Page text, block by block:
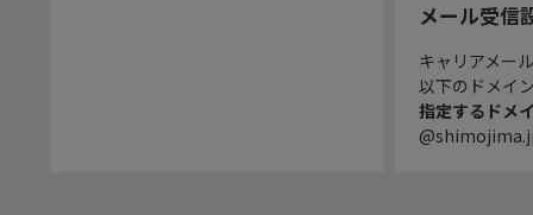
メール受信
キャリアメー
以下のドメイ
指定するドメ